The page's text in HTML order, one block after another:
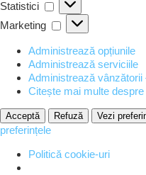
Statistici
Marketing
Marketing
Administrează opțiunile
Administrează serviciile
Administrează vânzătorii
Citește mai multe
Acceptă Refuză Vezi
preferințele
Politică cookie-uri